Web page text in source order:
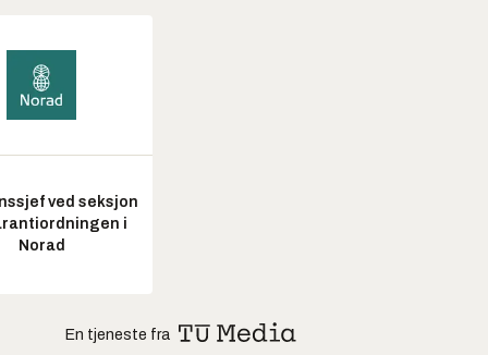
ved seksjon
i
Norad
En tjeneste fra